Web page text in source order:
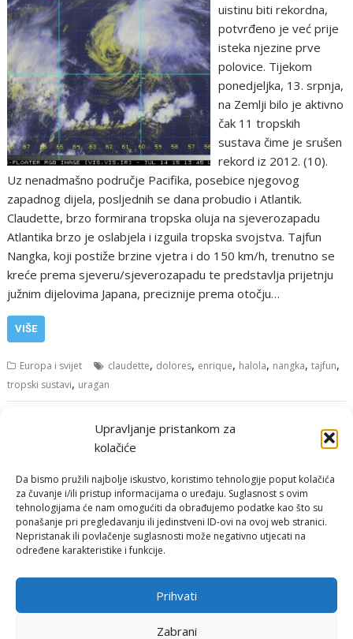
Upravljanje pristankom za
kolačiće
Da bismo pružili najbolje iskustvo, koristimo tehnologije poput kolačića
za čuvanje i/ili pristup informacijama o uređaju. Suglasnost s ovim
tehnologijama će nam omogućiti da obrađujemo podatke kao što su
ponašanje pri pregledavanju ili jedinstveni ID-ovi na ovoj web stranici.
Nepristanak ili povlačenje suglasnosti može negativno utjecati na
određene karakteristike i funkcije.
Prihvati
Zabrani
uistinu biti rekordna,
potvrđeno je već prije
isteka njezine prve
polovice. Tijekom
ponedjeljka, 13. srpnja,
na Zemlji bilo je aktivno
čak 11 tropskih
sustava čime je srušen
rekord iz 2012. (10).
Uz nenadmašno područje Pacifika, posebice njegovog
zapadnog dijela, posljednih se dana probudio i Atlantik.
Claudette, brzo formirana tropska oluja na sjeverozapadu
Atlantika brzo je oslabjela i izguila tropska svojstva. Tajfun
Nangka, koji postiže brzine vjetra i do 150 km/h, trenutno se
kreće prema sjeveru/sjeverozapadu te predstavlja prijetnju
južnim dijelovima Japana, preciznije prema otočju…
VIŠE
Europa i svijet claudette, dolores, enrique, halola, nangka,tajfun,
tropski sustavi, uragan
Navigacija
Starije objave
Email: rimeteoATyahoo.com
Politika privatnosti